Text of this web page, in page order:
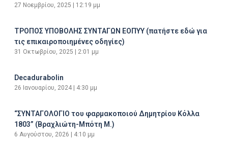
27 Νοεμβρίου, 2025 12:19 μμ
ΤΡΟΠΟΣ ΥΠΟΒΟΛΗΣ ΣΥΝΤΑΓΩΝ ΕΟΠΥΥ (πατήστε εδώ για
τις επικαιροποιημένες οδηγίες)
31 Οκτωβρίου, 2025 2:01 μμ
Decadurabolin
26 Ιανουαρίου, 2024 4:30 μμ
“ΣΥΝΤΑΓΟΛΟΓΙΟ του φαρμακοποιού Δημητρίου Κόλλα
1803” (Βραχλιώτη-Μπότη Μ.)
6 Αυγούστου, 2026 4:10 μμ